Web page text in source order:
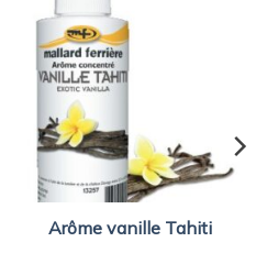
Arôme vanille Tahiti